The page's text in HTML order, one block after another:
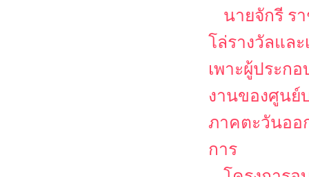
นายจักรี ร
โล่รางวัลแล
เพาะผู้ประก
งานของศูนย์
ภาคตะวันออ
การ